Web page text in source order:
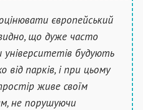
європейський
видно, що дуже часто
університетів будують
від парків, і при цьому
живе своїм
не порушуючи